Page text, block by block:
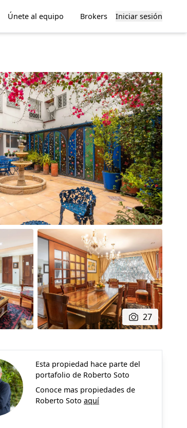
Únete al equipo Brokers Iniciar sesión
27
Esta propiedad hace parte del
portafolio de Roberto Soto
Conoce mas propiedades de
Roberto Soto aquí